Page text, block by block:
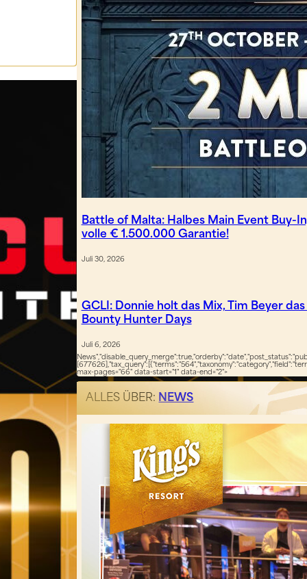
Battle of Malta: Halbes Main Event Buy-
volle € 1.500.000 Garantie!
Juli 30, 2026
GCLI: Donnie holt das Mix, Tim Beyer
Bounty Hunter Days
Juli 6, 2026
max-pages="66" data-start="1" data-end="2">
ALLES ÜBER: NEWS